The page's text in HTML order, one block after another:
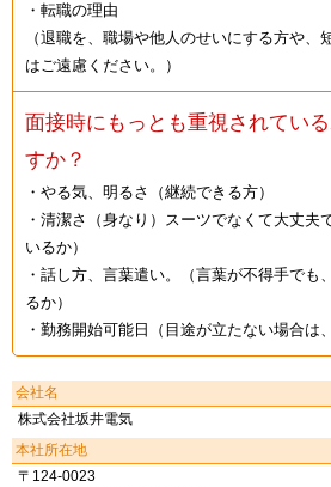
・転職の理由
（退職を、職場や他人のせいにする方や、
はご遠慮ください。）
面接時にもっとも重視されてい
すか？
・やる気、明るさ（継続できる方）
・清潔さ（身なり）スーツでなくて大丈夫
いるか）
・話し方、言葉遣い。（言葉が不得手でも
るか）
・勤務開始可能日（目途が立たない場合は
会社名
株式会社坂井電気
本社所在地
〒124-0023